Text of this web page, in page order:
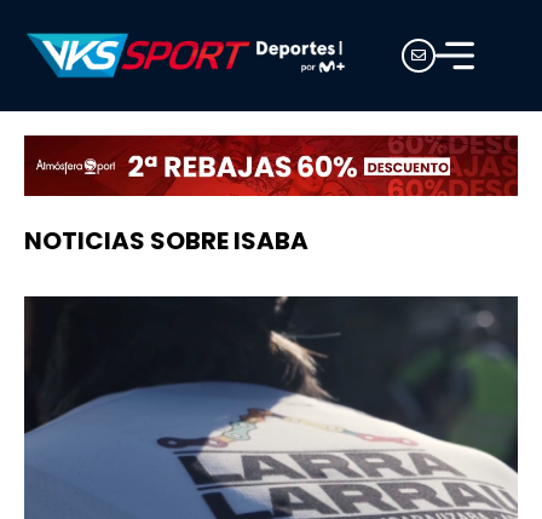
NOTICIAS SOBRE ISABA